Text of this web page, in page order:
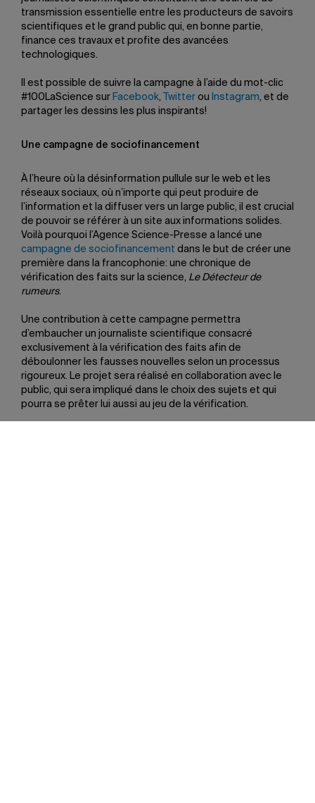
transmission essentielle entre les producteurs de savoirs
scientifiques et le grand public qui, en bonne partie,
finance ces travaux et profite des avancées
technologiques.
Il est possible de suivre la campagne à l’aide du mot-clic
#100LaScience sur Facebook Twitter ou Instagram , et de
partager les dessins les plus inspirants!
Une campagne de sociofinancement
À l’heure où la désinformation pullule sur le web et les
réseaux sociaux, où n’importe qui peut produire de
l’information et la diffuser vers un large public, il est crucial
de pouvoir se référer à un site aux informations solides.
Voilà pourquoi l’Agence Science-Presse a lancé une
campagne de sociofinancement dans le but de créer une
première dans la francophonie: une chronique de
vérification des faits sur la science, Le Détecteur de
rumeurs.
Une contribution à cette campagne permettra
d’embaucher un journaliste scientifique consacré
exclusivement à la vérification des faits afin de
déboulonner les fausses nouvelles selon un processus
rigoureux. Le projet sera réalisé en collaboration avec le
public, qui sera impliqué dans le choix des sujets et qui
pourra se prêter lui aussi au jeu de la vérification.